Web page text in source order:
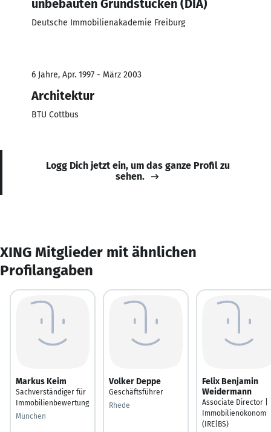
unbebauten Grundstücken (DIA)
Deutsche Immobilienakademie Freiburg
6 Jahre, Apr. 1997 - März 2003
Architektur
BTU Cottbus
Logg Dich jetzt ein, um das ganze Profil zu
sehen.
XING Mitglieder mit ähnlichen
Profilangaben
Markus Keim
Sachverständiger für
Immobilienbewertung
München
Volker Deppe
Geschäftsführer
Rhede
Felix Benjamin
Weidermann
Associate Director |
Immobilienökonom
(IRE|BS)